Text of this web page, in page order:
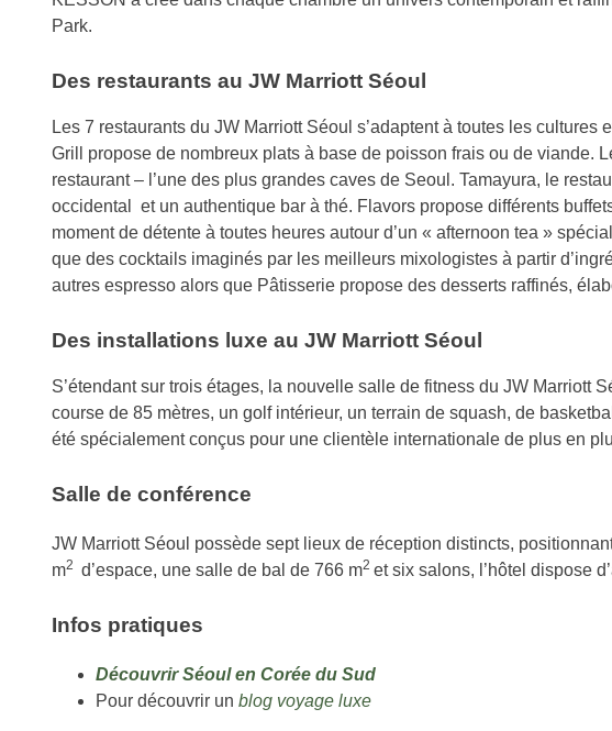
Park.
Des restaurants au JW Marriott Séoul
Les 7 restaurants du JW Marriott Séoul s’adaptent à toutes les
Grill propose de nombreux plats à base de poisson frais ou de viande.
restaurant – l’une des plus grandes caves de Seoul. Tamayura, le
occidental et un authentique bar à thé. Flavors propose différents
moment de détente à toutes heures autour d’un « afternoon tea »
que des cocktails imaginés par les meilleurs mixologistes à partir
autres espresso alors que Pâtisserie propose des desserts raffinés,
Des installations luxe au JW Marriott Séoul
S’étendant sur trois étages, la nouvelle salle de fitness du JW Marriott
course de 85 mètres, un golf intérieur, un terrain de squash, de
été spécialement conçus pour une clientèle internationale de plus en
Salle de conférence
JW Marriott Séoul possède sept lieux de réception distincts,
m2 d’espace, une salle de bal de 766 m2 et six salons, l’hôtel dispose
Infos pratiques
Découvrir Séoul en Corée du Sud
Pour découvrir un blog voyage luxe